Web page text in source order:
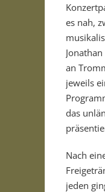
es nah,
an
jeweils
das
Nach
jeden